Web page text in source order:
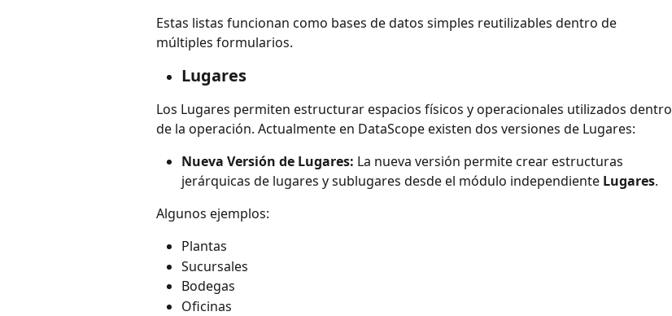
Estas listas funcionan como bases de datos simples reutilizables dentro de
múltiples formularios.
Lugares
Los Lugares permiten estructurar espacios físicos y operacionales utilizados dentro
de la operación. Actualmente en DataScope existen dos versiones de Lugares:
Nueva Versión de Lugares: La nueva versión permite crear estructuras
jerárquicas de lugares y sublugares desde el módulo independiente Lugares.
Algunos ejemplos:
Plantas
Sucursales
Bodegas
Oficinas